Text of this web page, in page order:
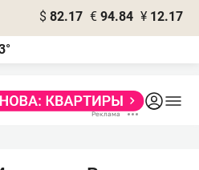
$ 82.17 € 94.84 ¥ 12.17